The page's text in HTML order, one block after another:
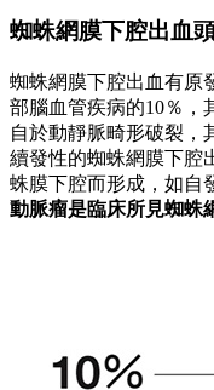
蜘蛛網膜下腔出血
蜘蛛網膜下腔出血有原
部腦血管疾病的10％，
自於動靜脈畸形破裂，
續發性的蜘蛛網膜下腔
蛛膜下腔而形成，如自
動脈瘤是臨床所見蜘蛛